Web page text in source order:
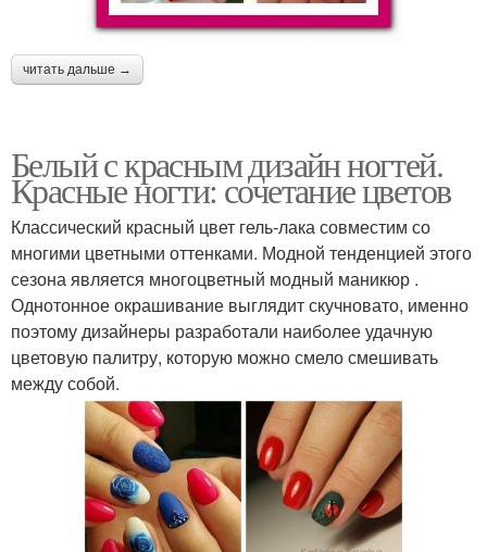
читать дальше →
Белый с красным дизайн ногтей.
Красные ногти: сочетание цветов
Классический красный цвет гель-лака совместим со
многими цветными оттенками. Модной тенденцией этого
сезона является многоцветный модный маникюр .
Однотонное окрашивание выглядит скучновато, именно
поэтому дизайнеры разработали наиболее удачную
цветовую палитру, которую можно смело смешивать
между собой.